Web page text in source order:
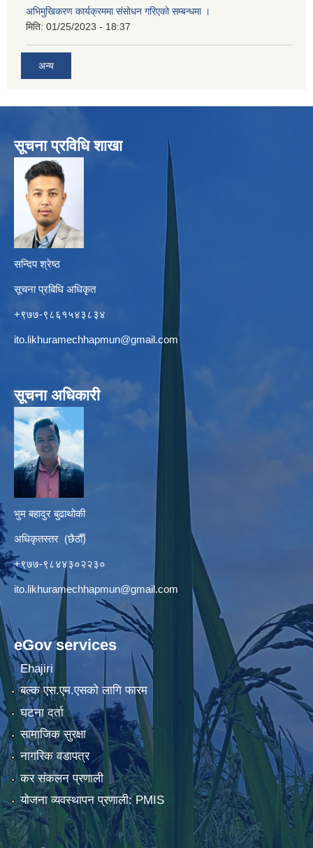
अभिमुखिकरण कार्यक्रममा संसोधन गरिएको सम्बन्धमा ।
मिति: 01/25/2023 - 18:37
अन्य
सूचना प्रविधि शाखा
सन्दिप श्रेष्ठ
सूचना प्रबिधि अधिकृत
+९७७-९८६१५४३८३४
ito.likhuramechhapmun@gmail.com
सूचना अधिकारी
भुम बहादुर बुढाथोकी
अधिकृतस्तर (छैठौँ)
+९७७-९८४४३०२२३०
ito.likhuramechhapmun@gmail.com
eGov services
Ehajiri
बल्क एस.एम.एसको लागि फारम
घटना दर्ता
सामाजिक सुरक्षा
नागरिक वडापत्र
कर संकलन प्रणाली
योजना व्यवस्थापन प्रणाली: PMIS